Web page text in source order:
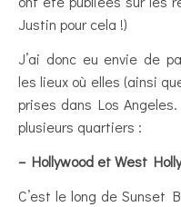
Justin pour cela !)
J’ai donc eu envie de
les lieux où elles (ainsi
prises dans Los
plusieurs quartiers :
– Hollywood et West
C’est le long de Sunset